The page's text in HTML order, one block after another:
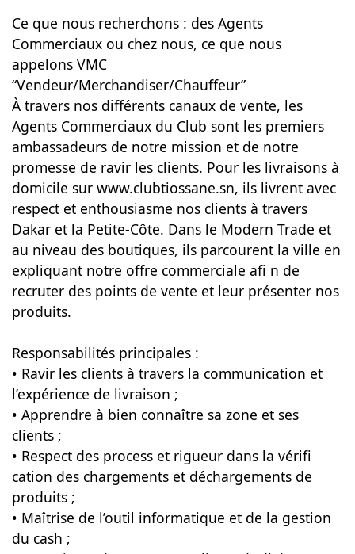
Ce que nous recherchons : des Agents
Commerciaux ou chez nous, ce que nous
appelons VMC
“Vendeur/Merchandiser/Chauffeur”
À travers nos différents canaux de vente, les
Agents Commerciaux du Club sont les premiers
ambassadeurs de notre mission et de notre
promesse de ravir les clients. Pour les livraisons à
domicile sur www.clubtiossane.sn, ils livrent avec
respect et enthousiasme nos clients à travers
Dakar et la Petite-Côte. Dans le Modern Trade et
au niveau des boutiques, ils parcourent la ville en
expliquant notre offre commerciale afi n de
recruter des points de vente et leur présenter nos
produits.
Responsabilités principales :
• Ravir les clients à travers la communication et
l’expérience de livraison ;
• Apprendre à bien connaître sa zone et ses
clients ;
• Respect des process et rigueur dans la vérifi
cation des chargements et déchargements de
produits ;
• Maîtrise de l’outil informatique et de la gestion
du cash ;